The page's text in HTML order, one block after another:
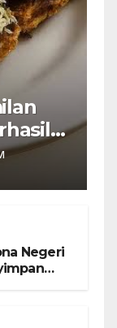
Negeri